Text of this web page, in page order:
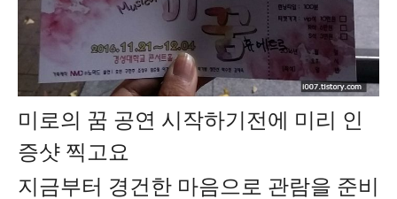
미로의 꿈 공연 시작하기전에 미리 인
증샷 찍고요
지금부터 경건한 마음으로 관람을 준비